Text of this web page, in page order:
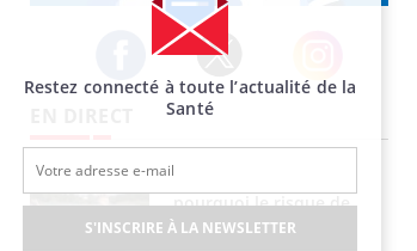
Facebook Twitter Instagram
pourquoi le risque de
noyade grimpe-t-il ?
que dit la science
Restez connecté à toute l’actualité de la
Santé
S'INSCRIRE À LA NEWSLETTER